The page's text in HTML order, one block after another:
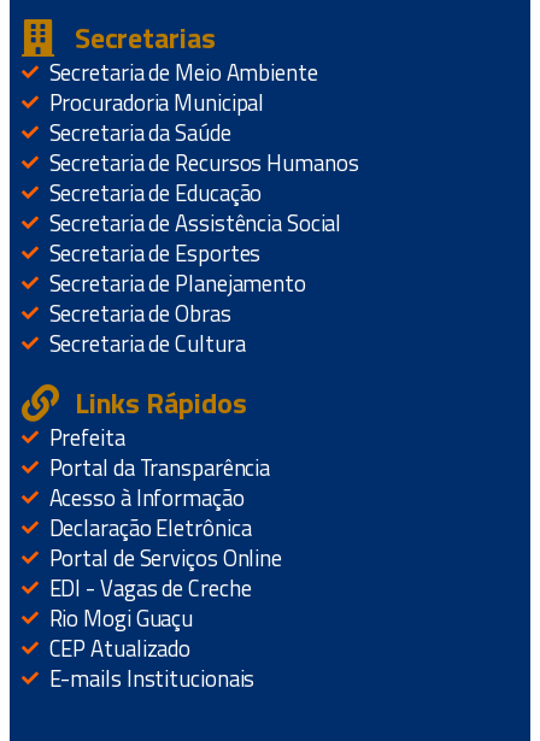
Secretarias
Secretaria de Meio Ambiente
Procuradoria Municipal
Secretaria da Saúde
Secretaria de Recursos Humanos
Secretaria de Educação
Secretaria de Assistência Social
Secretaria de Esportes
Secretaria de Planejamento
Secretaria de Obras
Secretaria de Cultura
Links Rápidos
Prefeita
Portal da Transparência
Acesso à Informação
Declaração Eletrônica
Portal de Serviços Online
EDI - Vagas de Creche
Rio Mogi Guaçu
CEP Atualizado
E-mails Institucionais